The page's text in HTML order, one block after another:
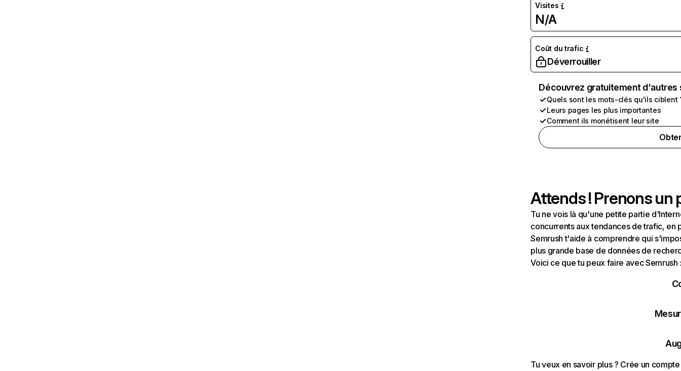
Visites
N/A
Coût du trafic
Déverrouiller
Découvrez gratuitement
Quels sont les mots-clés qu'ils ciblent
Leurs pages les plus importantes
Comment ils monétisent leur site
Attends ! Prenons un
Tu ne vois là qu'une petite partie
concurrents aux tendances de trafic, en
Semrush t'aide à comprendre qui
plus grande base de données de
Voici ce que tu peux faire avec Semrush
Tu veux en savoir plus ? Crée un